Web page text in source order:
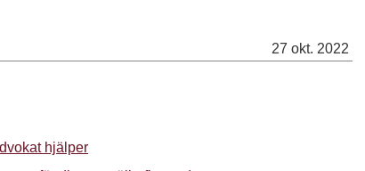
27 okt. 2022
hjälper